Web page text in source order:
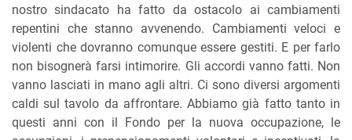
nostro sindacato ha fatto da ostacolo ai cambiamenti
repentini che stanno avvenendo. Cambiamenti veloci e
violenti che dovranno comunque essere gestiti. E per farlo
non bisognerà farsi intimorire. Gli accordi vanno fatti. Non
vanno lasciati in mano agli altri. Ci sono diversi argomenti
caldi sul tavolo da affrontare. Abbiamo già fatto tanto in
questi anni con il Fondo per la nuova occupazione, le